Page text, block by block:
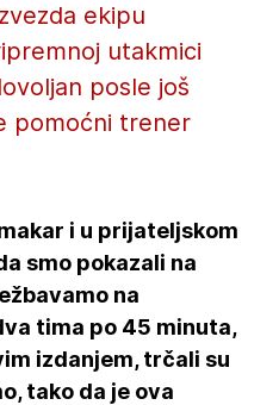
ekipu
utakmici
posle još
pomoćni trener
i u prijateljskom
smo pokazali na
na
tima po 45 minuta,
izdanjem, trčali su
tako da je ova